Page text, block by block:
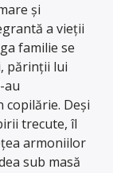
și
a vieții
familie se
părinții lui
au
Deși
trecute, îl
armoniilor
sub masă